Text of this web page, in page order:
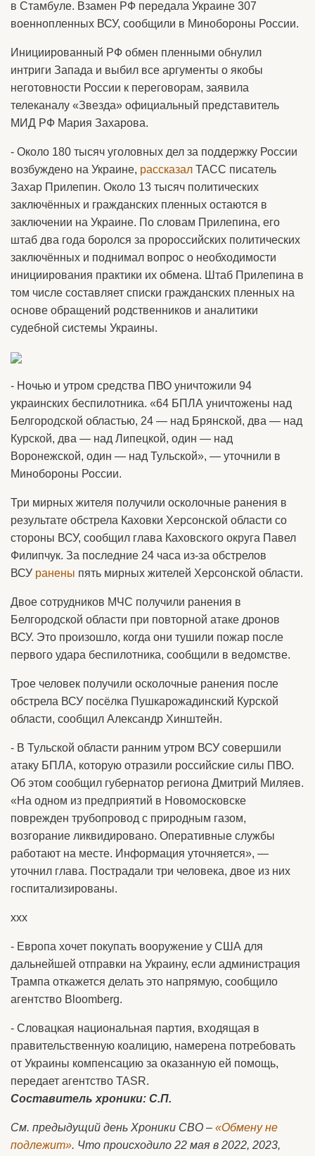
в Стамбуле. Взамен РФ передала Украине 307
военнопленных ВСУ, сообщили в Минобороны России.
Инициированный РФ обмен пленными обнулил
интриги Запада и выбил все аргументы о якобы
неготовности России к переговорам, заявила
телеканалу «Звезда» официальный представитель
МИД РФ Мария Захарова.
- Около 180 тысяч уголовных дел за поддержку России
возбуждено на Украине, рассказал ТАСС писатель
Захар Прилепин. Около 13 тысяч политических
заключённых и гражданских пленных остаются в
заключении на Украине. По словам Прилепина, его
штаб два года боролся за пророссийских политических
заключённых и поднимал вопрос о необходимости
инициирования практики их обмена. Штаб Прилепина в
том числе составляет списки гражданских пленных на
основе обращений родственников и аналитики
судебной системы Украины.
- Ночью и утром средства ПВО уничтожили 94
украинских беспилотника. «64 БПЛА уничтожены над
Белгородской областью, 24 — над Брянской, два — над
Курской, два — над Липецкой, один — над
Воронежской, один — над Тульской», — уточнили в
Минобороны России.
Три мирных жителя получили осколочные ранения в
результате обстрела Каховки Херсонской области со
стороны ВСУ, сообщил глава Каховского округа Павел
Филипчук. За последние 24 часа из-за обстрелов
ВСУ ранены пять мирных жителей Херсонской области.
Двое сотрудников МЧС получили ранения в
Белгородской области при повторной атаке дронов
ВСУ. Это произошло, когда они тушили пожар после
первого удара беспилотника, сообщили в ведомстве.
Трое человек получили осколочные ранения после
обстрела ВСУ посёлка Пушкарожадинский Курской
области, сообщил Александр Хинштейн.
- В Тульской области ранним утром ВСУ совершили
атаку БПЛА, которую отразили российские силы ПВО.
Об этом сообщил губернатор региона Дмитрий Миляев.
«На одном из предприятий в Новомосковске
поврежден трубопровод с природным газом,
возгорание ликвидировано. Оперативные службы
работают на месте. Информация уточняется», —
уточнил глава. Пострадали три человека, двое из них
госпитализированы.
ххх
- Европа хочет покупать вооружение у США для
дальнейшей отправки на Украину, если администрация
Трампа откажется делать это напрямую, сообщило
агентство Bloomberg.
- Словацкая национальная партия, входящая в
правительственную коалицию, намерена потребовать
от Украины компенсацию за оказанную ей помощь,
передает агентство TASR.
Составитель хроники: С.П.
См. предыдущий день Хроники СВО – «Обмену не
подлежит». Что происходило 22 мая в 2022, 2023,